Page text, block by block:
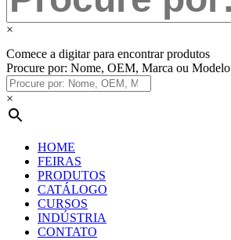
×
Comece a digitar para encontrar produtos
Procure por: Nome, OEM, Marca ou Modelo
×
HOME
FEIRAS
PRODUTOS
CATÁLOGO
CURSOS
INDÚSTRIA
CONTATO